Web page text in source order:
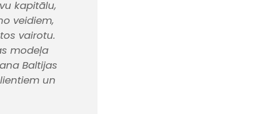
kapitālu,
veidiem,
vairotu.
modeļa
Baltijas
un